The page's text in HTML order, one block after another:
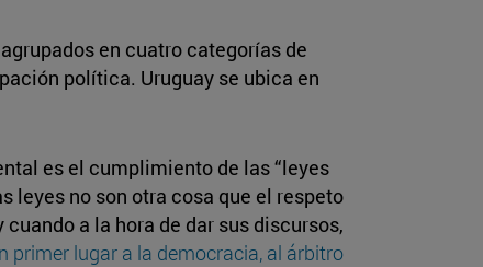
en cuatro categorías de
política. Uruguay se ubica en
es el cumplimiento de las “leyes
leyes no son otra cosa que el respeto
a la hora de dar sus discursos,
primer lugar a la democracia, al árbitro